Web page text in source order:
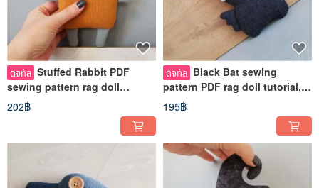
ดิจิทัล Stuffed Rabbit PDF
sewing pattern rag doll
tutorial in English Digital
download
202฿
ดิจิทัล Black Bat sewing
pattern PDF rag doll tutorial,
Digital download, Batman
pattern
195฿